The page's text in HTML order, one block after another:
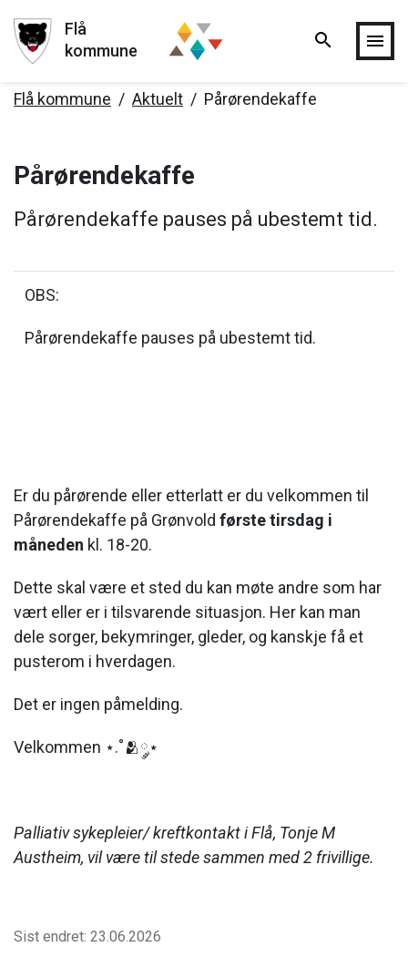
Hopp til hovedinnholdet
Flå
kommune
search menu
Flå kommune Aktuelt Pårørendekaffe
Pårørendekaffe
Pårørendekaffe pauses på ubestemt tid.
OBS:
Pårørendekaffe pauses på ubestemt tid.
Er du pårørende eller etterlatt er du velkommen til
Pårørendekaffe på Grønvold første tirsdag i
måneden kl. 18-20.
Dette skal være et sted du kan møte andre som har
vært eller er i tilsvarende situasjon. Her kan man
dele sorger, bekymringer, gleder, og kanskje få et
pusterom i hverdagen.
Det er ingen påmelding.
Velkommen ⋆.˚🫂༘⋆
Palliativ sykepleier/ kreftkontakt i Flå, Tonje M
Austheim, vil være til stede sammen med 2 frivillige.
Sist endret: 23.06.2026